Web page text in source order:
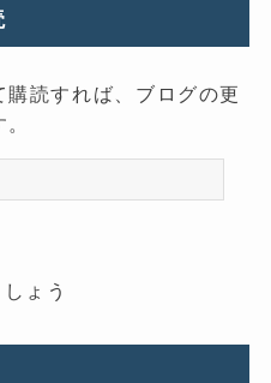
購読すれば、ブログの更
ょう